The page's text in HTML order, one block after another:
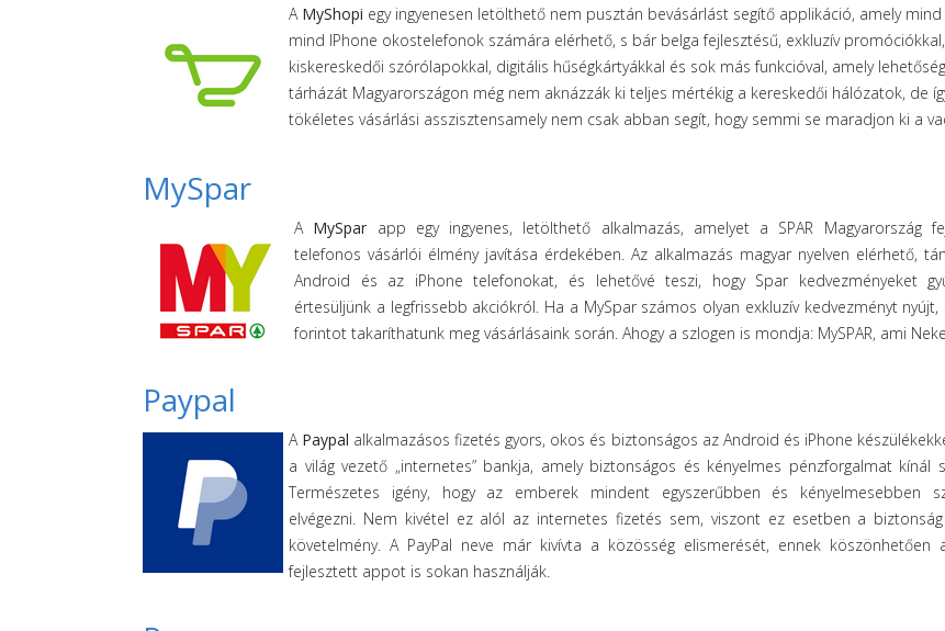
A MyShopi egy ingyenesen letölthető nem pusztán bevásárlást segítő applikáció, amely
mind IPhone okostelefonok számára elérhető, s bár belga fejlesztésű, exkluzív promóciókkal,
kiskereskedői szórólapokkal, digitális hűségkártyákkal és sok más funkcióval, amely
tárházát Magyarországon még nem aknázzák ki teljes mértékig a kereskedői hálózatok, de
tökéletes vásárlási asszisztensamely nem csak abban segít, hogy semmi se maradjon ki a
MySpar
A MySpar app egy ingyenes, letölthető alkalmazás, amelyet a SPAR Magyarország
telefonos vásárlói élmény javítása érdekében. Az alkalmazás magyar nyelven elérhető,
Android és az iPhone telefonokat, és lehetővé teszi, hogy Spar kedvezményeket
értesüljünk a legfrissebb akciókról. Ha a MySpar számos olyan exkluzív kedvezményt
forintot takaríthatunk meg vásárlásaink során. Ahogy a szlogen is mondja: MySPAR, ami
Paypal
A Paypal alkalmazásos fizetés gyors, okos és biztonságos az Android és iPhone
a világ vezető „internetes” bankja, amely biztonságos és kényelmes pénzforgalmat kínál
Természetes igény, hogy az emberek mindent egyszerűbben és kényelmesebben
elvégezni. Nem kivétel ez alól az internetes fizetés sem, viszont ez esetben a
követelmény. A PayPal neve már kivívta a közösség elismerését, ennek köszönhetően
fejlesztett appot is sokan használják.